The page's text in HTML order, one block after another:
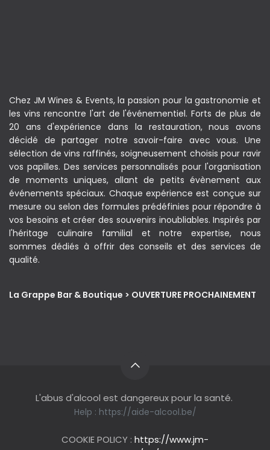
Chez JM Wines & Events, la passion pour la gastronomie et
les vins rencontre l'art de l'événementiel. Forts de plus de
20 ans d'expérience dans la restauration, nous avons
décidé de partager notre savoir-faire avec vous. Une
sélection de vins raffinés, soigneusement choisis pour ravir
vos papilles. Des services personnalisés pour l'organisation
de moments uniques, allant de petits évènement aux
événements spéciaux. Chaque expérience est conçue sur
mesure ou selon des formules prédéfinies pour répondre à
vos besoins et créer des souvenirs inoubliables. Inspirés par
l'héritage culinaire familial et notre expertise, nous
sommes dédiés à offrir des conseils et des services de
qualité.
La Grappe Bar & Boutique > OUVERTURE PROCHAINEMENT
L'abus d'alcool est dangereux pour la santé.
Help : https://aide-alcool.be/
COOKIE POLICY : https://www.jm-